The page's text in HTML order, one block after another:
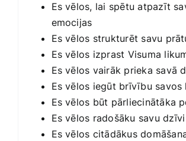
Es vēlos, lai spētu atpazīt
emocijas
Es vēlos strukturēt savu
Es vēlos izprast Visuma
Es vēlos vairāk prieka savā
Es vēlos iegūt brīvību savos
Es vēlos būt pārliecinātāka
Es vēlos radošāku savu dzīvi
Es vēlos citādākus